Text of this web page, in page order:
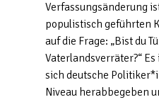
Verfassungsänderung
populistisch geführten
auf die Frage: „Bist du
Vaterlandsverräter?“
sich deutsche
Niveau herabbegeben